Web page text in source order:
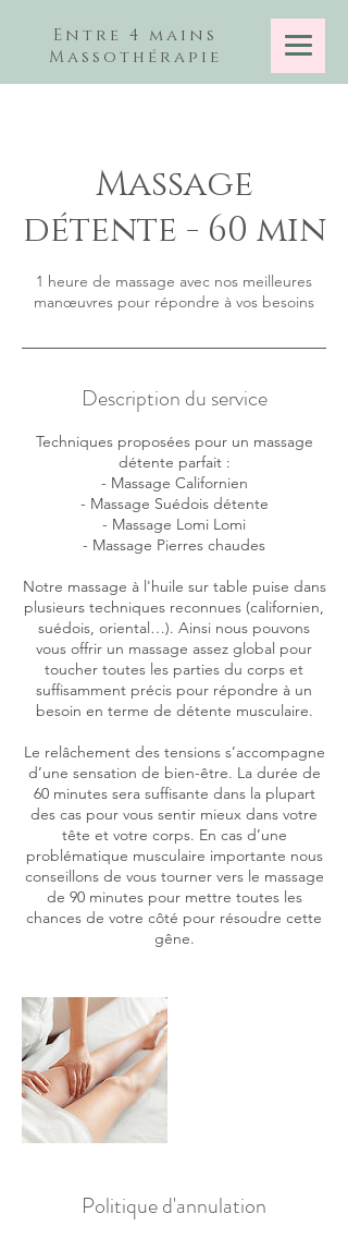
Entre 4 mains
Massothérapie
Massage
détente - 60 min
1 heure de massage avec nos meilleures
manœuvres pour répondre à vos besoins
Description du service
Techniques proposées pour un massage
détente parfait :
- Massage Californien
- Massage Suédois détente
- Massage Lomi Lomi
- Massage Pierres chaudes
Notre massage à l'huile sur table puise dans
plusieurs techniques reconnues (californien,
suédois, oriental…). Ainsi nous pouvons
vous offrir un massage assez global pour
toucher toutes les parties du corps et
suffisamment précis pour répondre à un
besoin en terme de détente musculaire.
Le relâchement des tensions s’accompagne
d’une sensation de bien-être. La durée de
60 minutes sera suffisante dans la plupart
des cas pour vous sentir mieux dans votre
tête et votre corps. En cas d’une
problématique musculaire importante nous
conseillons de vous tourner vers le massage
de 90 minutes pour mettre toutes les
chances de votre côté pour résoudre cette
gêne.
Politique d'annulation